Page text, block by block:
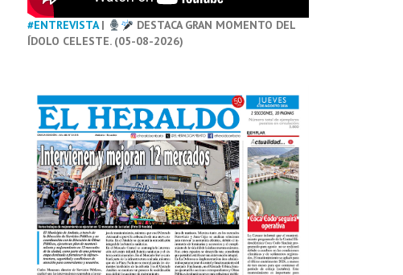
#ENTREVISTA|
DESTACA GRAN MOMENTO DEL
ÍDOLO CELESTE. (05-08-2026)